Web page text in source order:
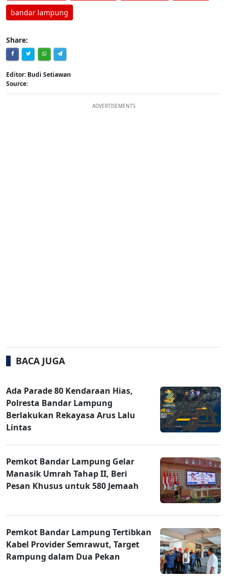
bandar lampung
Share:
Editor: Budi Setiawan
Source:
ADVERTISEMENTS
BACA JUGA
Ada Parade 80 Kendaraan Hias,
Polresta Bandar Lampung
Berlakukan Rekayasa Arus Lalu
Lintas
Pemkot Bandar Lampung Gelar
Manasik Umrah Tahap II, Beri
Pesan Khusus untuk 580 Jemaah
Pemkot Bandar Lampung Tertibkan
Kabel Provider Semrawut, Target
Rampung dalam Dua Pekan